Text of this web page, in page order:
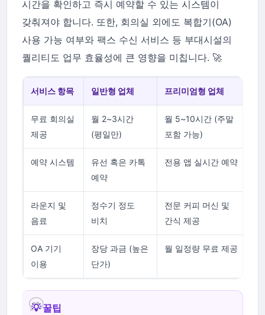
시간을 확인하고 즉시 예약할 수 있는 시스템이
갖춰져야 합니다. 또한, 회의실 외에도 복합기(OA)
사용 가능 여부와 팩스 수신 서비스 등 부대시설의
퀄리티도 업무 효율성에 큰 영향을 미칩니다. 🚀
서비스 항목 일반형 업체 프리미엄형 업체
무료 회의실
제공
월 2~3시간
(평일만)
월 5~10시간 (주말
포함 가능)
예약 시스템
유선 혹은 카톡
예약
전용 앱 실시간 예약
라운지 및
음료
정수기 정도
비치
전문 커피 머신 및
간식 제공
OA 기기
이용
장당 과금 (높은
단가)
월 일정량 무료 제공
💡 꿀팁